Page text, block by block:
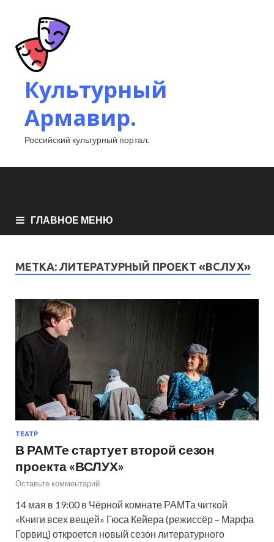
Культурный
Армавир.
Российский культурный портал.
ГЛАВНОЕ МЕНЮ
МЕТКА: ЛИТЕРАТУРНЫЙ ПРОЕКТ «ВСЛУХ»
ТЕАТР
В РАМТе стартует второй сезон
проекта «ВСЛУХ»
Оставьте комментарий
14 мая в 19:00 в Чёрной комнате РАМТа читкой
«Книги всех вещей» Гюса Кейера (режиссёр – Марфа
Горвиц) откроется новый сезон литературного